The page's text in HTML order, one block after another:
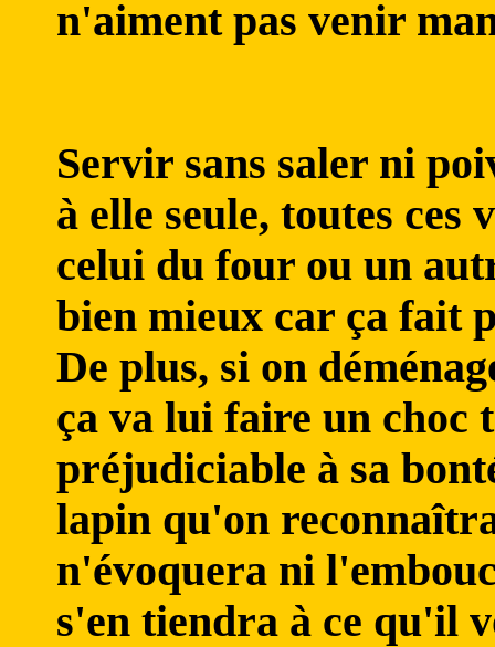
n'aiment pas venir
Servir sans saler ni
à elle seule, toutes
celui du four ou un
bien mieux car ça fait
De plus, si on
ça va lui faire un choc
préjudiciable à sa
lapin qu'on
n'évoquera ni
s'en tiendra à ce qu'il